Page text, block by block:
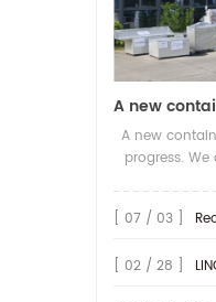
A new
progress.
[ 07 / 03 ]
[ 02 / 28 ]